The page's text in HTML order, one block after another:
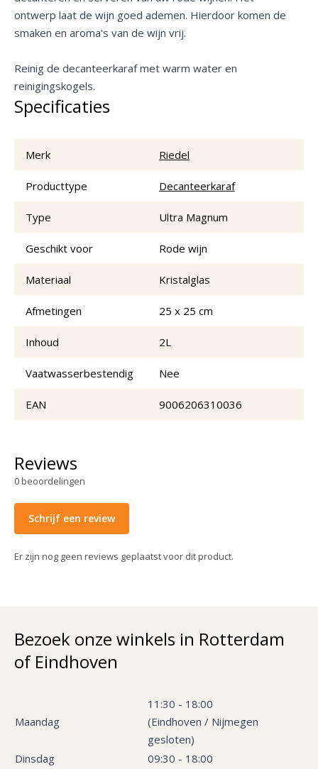
ontwerp laat de wijn goed ademen. Hierdoor komen de
smaken en aroma's van de wijn vrij.
Reinig de decanteerkaraf met warm water en
reinigingskogels.
Specificaties
Merk Riedel
Producttype Decanteerkaraf
Type Ultra Magnum
Geschikt voor Rode wijn
Materiaal Kristalglas
Afmetingen 25 x 25 cm
Inhoud 2L
Vaatwasserbestendig Nee
EAN 9006206310036
Reviews
0beoordelingen
Schrijf een review
Er zijn nog geen reviews geplaatst voor dit product.
Bezoek onze winkels in Rotterdam
of Eindhoven
Maandag
11:30 - 18:00
(Eindhoven / Nijmegen
gesloten)
Dinsdag
09:30 - 18:00